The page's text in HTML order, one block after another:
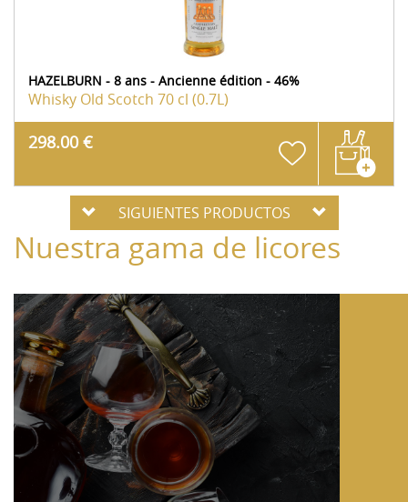
HAZELBURN - 8 ans - Ancienne édition - 46%
Whisky Old Scotch 70 cl (0.7L)
298.00 €
SIGUIENTES PRODUCTOS
Nuestra gama de licores